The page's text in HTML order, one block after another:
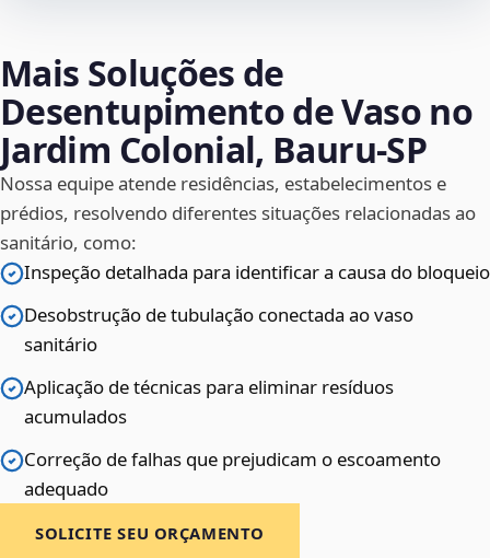
Mais Soluções de
Desentupimento de Vaso no
Jardim Colonial, Bauru‑SP
Nossa equipe atende residências, estabelecimentos e
prédios, resolvendo diferentes situações relacionadas ao
sanitário, como:
Inspeção detalhada para identificar a causa do bloqueio
Desobstrução de tubulação conectada ao vaso
sanitário
Aplicação de técnicas para eliminar resíduos
acumulados
Correção de falhas que prejudicam o escoamento
adequado
SOLICITE SEU ORÇAMENTO